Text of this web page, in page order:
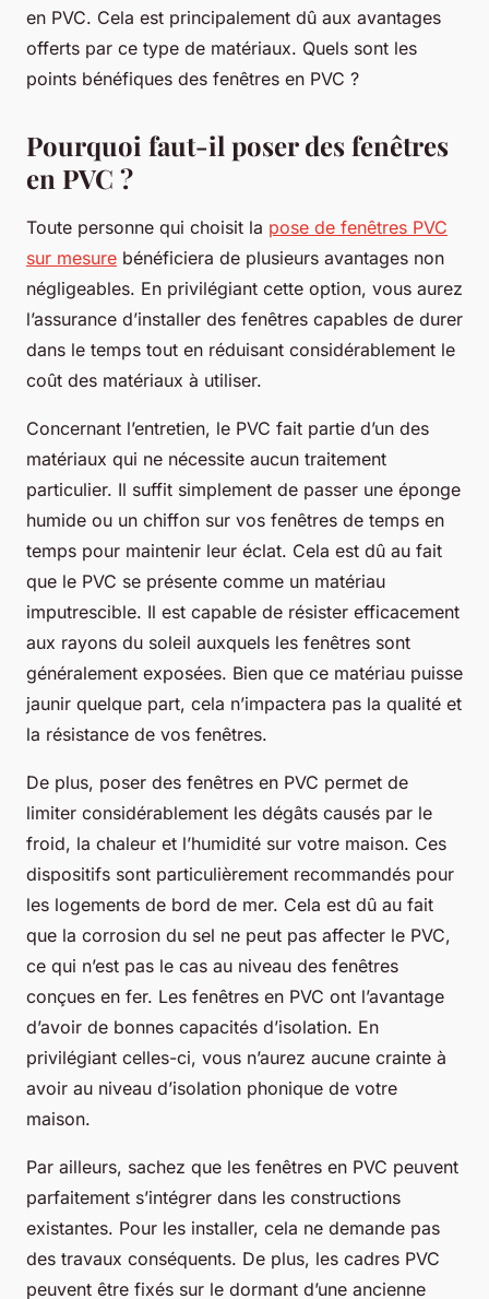
en PVC. Cela est principalement dû aux avantages
offerts par ce type de matériaux. Quels sont les
points bénéfiques des fenêtres en PVC ?
Pourquoi faut-il poser des fenêtres
en PVC ?
Toute personne qui choisit la pose de fenêtres PVC
sur mesure bénéficiera de plusieurs avantages non
négligeables. En privilégiant cette option, vous aurez
l’assurance d’installer des fenêtres capables de durer
dans le temps tout en réduisant considérablement le
coût des matériaux à utiliser.
Concernant l’entretien, le PVC fait partie d’un des
matériaux qui ne nécessite aucun traitement
particulier. Il suffit simplement de passer une éponge
humide ou un chiffon sur vos fenêtres de temps en
temps pour maintenir leur éclat. Cela est dû au fait
que le PVC se présente comme un matériau
imputrescible. Il est capable de résister efficacement
aux rayons du soleil auxquels les fenêtres sont
généralement exposées. Bien que ce matériau puisse
jaunir quelque part, cela n’impactera pas la qualité et
la résistance de vos fenêtres.
De plus, poser des fenêtres en PVC permet de
limiter considérablement les dégâts causés par le
froid, la chaleur et l’humidité sur votre maison. Ces
dispositifs sont particulièrement recommandés pour
les logements de bord de mer. Cela est dû au fait
que la corrosion du sel ne peut pas affecter le PVC,
ce qui n’est pas le cas au niveau des fenêtres
conçues en fer. Les fenêtres en PVC ont l’avantage
d’avoir de bonnes capacités d’isolation. En
privilégiant celles-ci, vous n’aurez aucune crainte à
avoir au niveau d’isolation phonique de votre
maison.
Par ailleurs, sachez que les fenêtres en PVC peuvent
parfaitement s’intégrer dans les constructions
existantes. Pour les installer, cela ne demande pas
des travaux conséquents. De plus, les cadres PVC
peuvent être fixés sur le dormant d’une ancienne